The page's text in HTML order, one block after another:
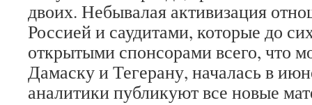
двоих. Небывалая активизация
Россией и саудитами, которые до
открытыми спонсорами всего, что
Дамаску и Тегерану, началась в
аналитики публикуют все новые